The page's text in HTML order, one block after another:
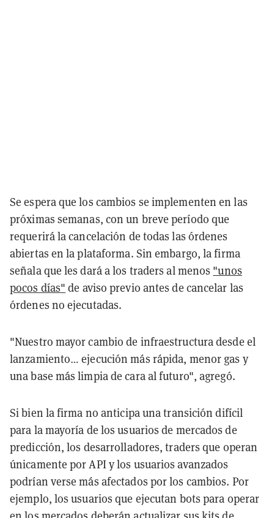
Se espera que los cambios se implementen en las
próximas semanas, con un breve período que
requerirá la cancelación de todas las órdenes
abiertas en la plataforma. Sin embargo, la firma
señala que les dará a los traders al menos "unos
pocos días" de aviso previo antes de cancelar las
órdenes no ejecutadas.
"Nuestro mayor cambio de infraestructura desde el
lanzamiento… ejecución más rápida, menor gas y
una base más limpia de cara al futuro", agregó.
Si bien la firma no anticipa una transición difícil
para la mayoría de los usuarios de mercados de
predicción, los desarrolladores, traders que operan
únicamente por API y los usuarios avanzados
podrían verse más afectados por los cambios. Por
ejemplo, los usuarios que ejecutan bots para operar